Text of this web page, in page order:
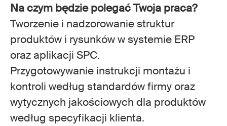
Na czym będzie polegać Twoja praca?
Tworzenie i nadzorowanie struktur
produktów i rysunków w systemie ERP
oraz aplikacji SPC.
Przygotowywanie instrukcji montażu i
kontroli według standardów firmy oraz
wytycznych jakościowych dla produktów
według specyfikacji klienta.